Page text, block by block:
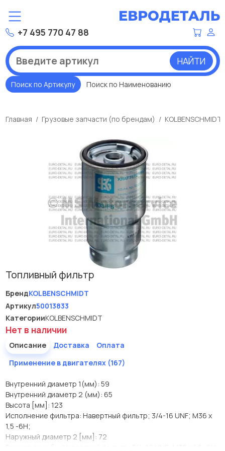
+7 495 770 47 88
НАЙТИ
Поиск по Артикулу Поиск по Наименованию
Главная Грузовые запчасти (по брендам) KOLBENSCHMIDT
Топливный фильтр
БрендKOLBENSCHMIDT
Артикул50013833
КатегорииKOLBENSCHMIDT
Нет в наличии
Описание Доставка
Оплата
Применение в двигателях (167)
Внутренний диаметр 1(мм): 59
Внутренний диаметр 2 (мм): 65
Высота [мм]: 123
Исполнение фильтра: Навертный фильтр; 3/4-16 UNF; M36 x
1,5 -6H;
Наружный диаметр 2 [мм]: 72